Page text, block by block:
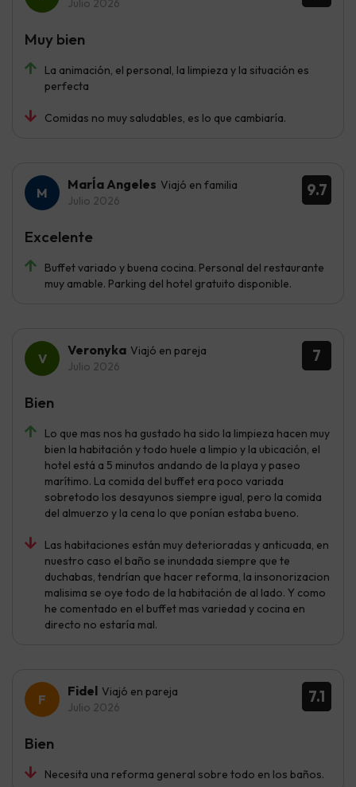
Julio 2026
La animación, el personal, la limpieza y la situación es
perfecta
Comidas no muy saludables, es lo que cambiaría.
Muy bien
9.7
MarÍa Angeles Viajó en familia
Julio 2026
Buffet variado y buena cocina. Personal del restaurante
muy amable. Parking del hotel gratuito disponible.
Excelente
7
Veronyka Viajó en pareja
Julio 2026
Lo que mas nos ha gustado ha sido la limpieza hacen muy
bien la habitación y todo huele a limpio y la ubicación, el
hotel está a 5 minutos andando de la playa y paseo
marítimo. La comida del buffet era poco variada
sobretodo los desayunos siempre igual, pero la comida
del almuerzo y la cena lo que ponían estaba bueno.
Las habitaciones están muy deterioradas y anticuada, en
nuestro caso el baño se inundada siempre que te
duchabas, tendrían que hacer reforma, la insonorizacion
malisima se oye todo de la habitación de al lado. Y como
he comentado en el buffet mas variedad y cocina en
directo no estaría mal.
Bien
7.1
Fidel Viajó en pareja
Julio 2026
Necesita una reforma general sobre todo en los baños.
Bien